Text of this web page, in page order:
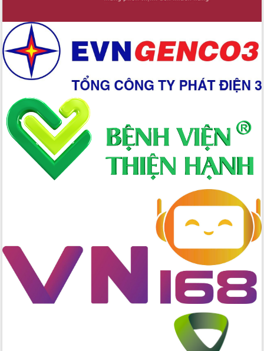
thông nguồn lực phát triển
Nâng cao hiệu lực, hiệu quả HĐND
tỉnh thông qua hiện đại hóa hành chính
Xã Ea Phê gắn cải cách hành chính với
chuyển đổi số
Phó Chủ tịch Thường trực UBND tỉnh
Hồ Thị Nguyên Thảo làm việc tại Trung
tâm Phục vụ hành chính công xã Ea
Phê
Xây dựng nền hành chính số đồng
hành cùng nông dân dân, doanh nghiệp
Giai đoạn 2026-2030, Đắk Lắk phấn
đấu có 77% xã đạt chuẩn nông thôn
địa chính, hoàn thiện cơ sở dữ liệu đất
Ứng dụng sinh trắc học - Bước tiến
trong hành trình chuyển đổi số tại Đắk